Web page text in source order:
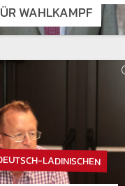
WAHLKAMPF
LADINISCHEN